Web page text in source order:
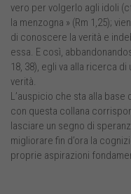
vero per volgerlo agli idoli
la menzogna » (Rm 1,25);
di conoscere la verità e
essa. E così,
18, 38), egli va alla ricerca
verità.
L’auspicio che sta alla
con questa collana
lasciare un segno di
migliorare fin d’ora la
proprie aspirazioni